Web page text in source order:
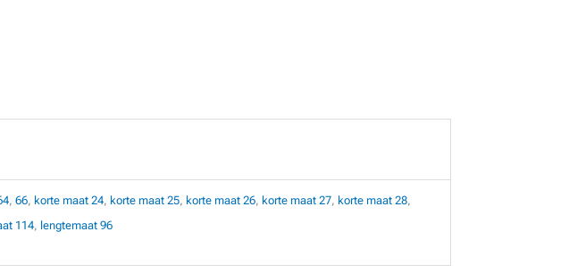
, 66, korte maat 24, korte maat 25, korte maat 26, korte maat 27, korte maat 28,
114, lengtemaat 96